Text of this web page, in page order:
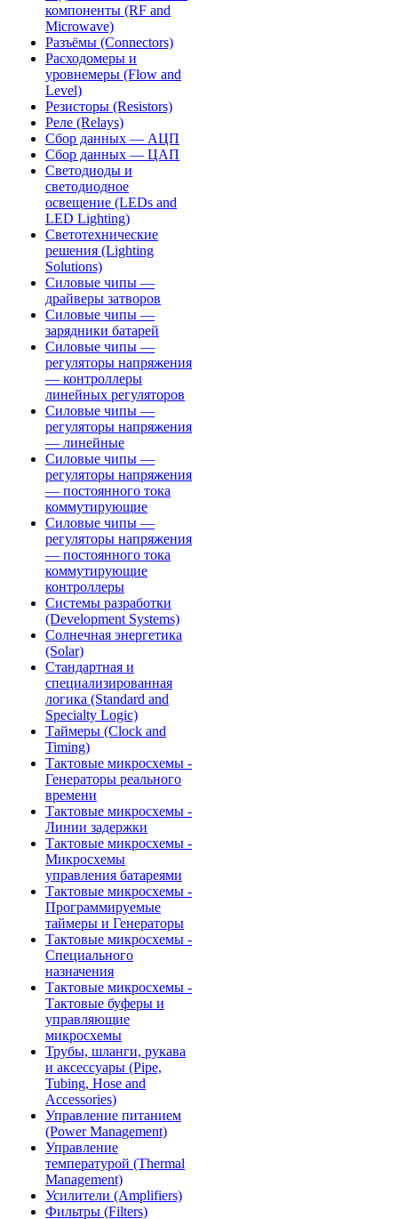
компоненты (RF and
Microwave)
Разъёмы (Connectors)
Расходомеры и
уровнемеры (Flow and
Level)
Резисторы (Resistors)
Реле (Relays)
Сбор данных — АЦП
Сбор данных — ЦАП
Светодиоды и
светодиодное
освещение (LEDs and
LED Lighting)
Светотехнические
решения (Lighting
Solutions)
Силовые чипы —
драйверы затворов
Силовые чипы —
зарядники батарей
Силовые чипы —
регуляторы напряжения
— контроллеры
линейных регуляторов
Силовые чипы —
регуляторы напряжения
— линейные
Силовые чипы —
регуляторы напряжения
— постоянного тока
коммутирующие
Силовые чипы —
регуляторы напряжения
— постоянного тока
коммутирующие
контроллеры
Системы разработки
(Development Systems)
Солнечная энергетика
(Solar)
Стандартная и
специализированная
логика (Standard and
Specialty Logic)
Таймеры (Clock and
Timing)
Тактовые микросхемы -
Генераторы реального
времени
Тактовые микросхемы -
Линии задержки
Тактовые микросхемы -
Микросхемы
управления батареями
Тактовые микросхемы -
Программируемые
таймеры и Генераторы
Тактовые микросхемы -
Специального
назначения
Тактовые микросхемы -
Тактовые буферы и
управляющие
микросхемы
Трубы, шланги, рукава
и аксессуары (Pipe,
Tubing, Hose and
Accessories)
Управление питанием
(Power Management)
Управление
температурой (Thermal
Management)
Усилители (Amplifiers)
Фильтры (Filters)